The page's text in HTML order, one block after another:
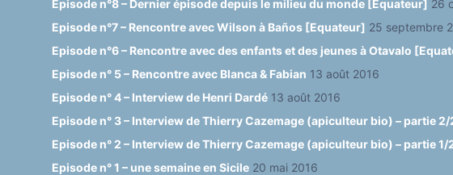
Episode n°8 – Dernier épisode depuis le milieu du monde [Équateur] 26
Episode n°7 – Rencontre avec Wilson à Baños [Equateur] 25 septembre
Episode n°6 – Rencontre avec des enfants et des jeunes à Otavalo
Episode n° 5 – Rencontre avec Blanca & Fabian 13 août 2016
Episode n° 4 – Interview de Henri Dardé 13 août 2016
Episode n° 3 – Interview de Thierry Cazemage (apiculteur bio) – partie 2/
Episode n° 2 – Interview de Thierry Cazemage (apiculteur bio) – partie 1/
Episode n° 1 – une semaine en Sicile 20 mai 2016